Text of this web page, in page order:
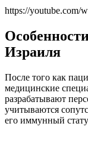
https://youtube.com/
Израиля
После того как
медицинские
разрабатывают
учитываются
его иммунный